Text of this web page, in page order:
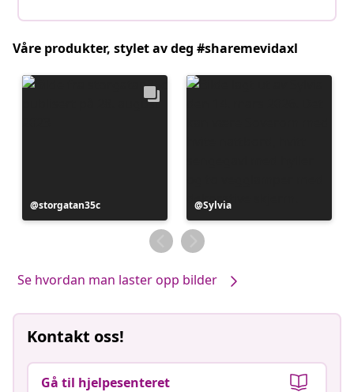
Våre produkter, stylet av deg #sharemevidaxl
Innlegg
publisert
storgatan35c
Innlegg
publisert
av
Sylvia
Se hvordan man laster opp bilder
Kontakt oss!
Gå til hjelpesenteret